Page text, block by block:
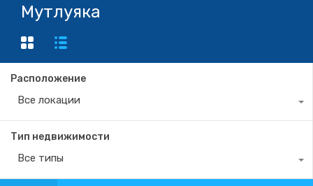
Мутлуяка
Расположение
Все локации
Тип недвижимости
Все типы